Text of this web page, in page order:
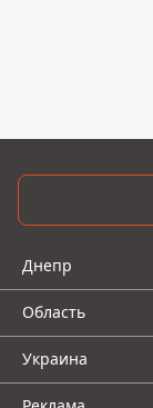
Днепр
Область
Украина